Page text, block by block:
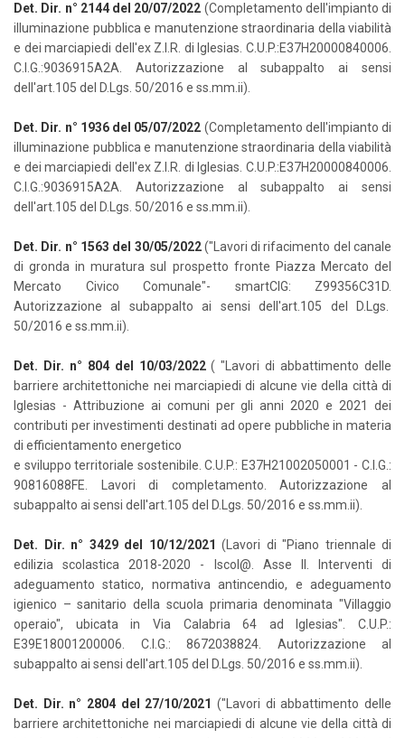
Det. Dir. n° 2144 del 20/07/2022 (Completamento dell'impianto di
illuminazione pubblica e manutenzione straordinaria della viabilità
e dei marciapiedi dell'ex Z.I.R. di Iglesias. C.U.P.:E37H20000840006.
C.I.G.:9036915A2A. Autorizzazione al subappalto ai sensi
dell'art.105 del D.Lgs. 50/2016 e ss.mm.ii).
Det. Dir. n° 1936 del 05/07/2022 (Completamento dell'impianto di
illuminazione pubblica e manutenzione straordinaria della viabilità
e dei marciapiedi dell'ex Z.I.R. di Iglesias. C.U.P.:E37H20000840006.
C.I.G.:9036915A2A. Autorizzazione al subappalto ai sensi
dell'art.105 del D.Lgs. 50/2016 e ss.mm.ii).
Det. Dir. n° 1563 del 30/05/2022("Lavori di rifacimento del canale
di gronda in muratura sul prospetto fronte Piazza Mercato del
Mercato Civico Comunale"- smartCIG: Z99356C31D.
Autorizzazione al subappalto ai sensi dell'art.105 del D.Lgs.
50/2016 e ss.mm.ii).
Det. Dir. n° 804 del 10/03/2022( "Lavori di abbattimento delle
barriere architettoniche nei marciapiedi di alcune vie della città di
Iglesias - Attribuzione ai comuni per gli anni 2020 e 2021 dei
contributi per investimenti destinati ad opere pubbliche in materia
di efficientamento energetico
e sviluppo territoriale sostenibile. C.U.P.: E37H21002050001 - C.I.G.:
90816088FE. Lavori di completamento. Autorizzazione al
subappalto ai sensi dell'art.105 del D.Lgs. 50/2016 e ss.mm.ii).
Det. Dir. n° 3429 del 10/12/2021 (Lavori di "Piano triennale di
edilizia scolastica 2018-2020 - Iscol@. Asse II. Interventi di
adeguamento statico, normativa antincendio, e adeguamento
igienico – sanitario della scuola primaria denominata "Villaggio
operaio", ubicata in Via Calabria 64 ad Iglesias". C.U.P.:
E39E18001200006. C.I.G.: 8672038824. Autorizzazione al
subappalto ai sensi dell'art.105 del D.Lgs. 50/2016 e ss.mm.ii).
Det. Dir. n° 2804 del 27/10/2021 ("Lavori di abbattimento delle
barriere architettoniche nei marciapiedi di alcune vie della città di